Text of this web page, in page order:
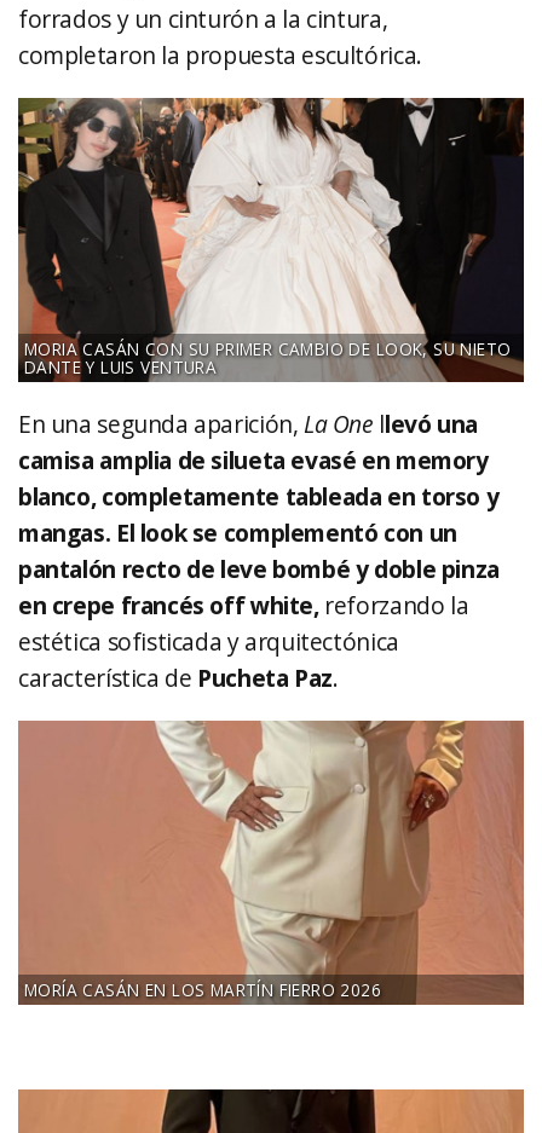
forrados y un cinturón a la cintura,
completaron la propuesta escultórica.
MORIA CASÁN CON SU PRIMER CAMBIO DE LOOK, SU NIETO
DANTE Y LUIS VENTURA
En una segunda aparición, La One llevó una
camisa amplia de silueta evasé en memory
blanco, completamente tableada en torso y
mangas. El look se complementó con un
pantalón recto de leve bombé y doble pinza
en crepe francés off white,reforzando la
estética sofisticada y arquitectónica
característica de Pucheta Paz.
MORÍA CASÁN EN LOS MARTÍN FIERRO 2026